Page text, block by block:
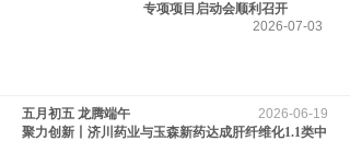
专项项目启动会顺利召开
2026-07-03
五月初五 龙腾端午
2026-06-19
聚力创新丨济川药业与玉森新药达成肝纤维化1.1类中